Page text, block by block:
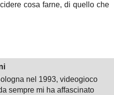
cosa farne, di quello che
nel 1993, videogioco
sempre mi ha affascinato